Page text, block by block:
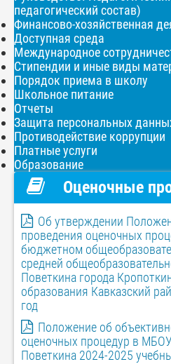
педагогический состав)
Финансово-хозяйственная
Доступная среда
Международное
Стипендии и иные виды
Порядок приема в школу
Школьное питание
Отчеты
Защита персональных
Противодействие коррупции
Платные услуги
Образование
Оценочные
Об утверждении
проведения оценочных
бюджетном
средней
Поветкина города
образования Кавказский
год
Положение об
оценочных процедур в
Поветкина 2024-2025